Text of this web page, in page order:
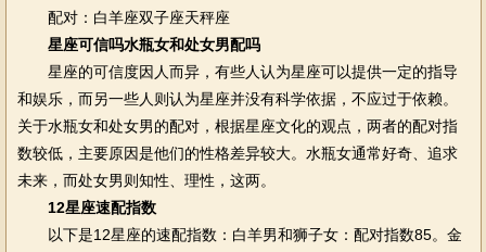
配对：白羊座双子座天秤座
星座可信吗水瓶女和处女男配吗
星座的可信度因人而异，有些人认为星座可以提供一定的指导
和娱乐，而另一些人则认为星座并没有科学依据，不应过于依赖。
关于水瓶女和处女男的配对，根据星座文化的观点，两者的配对指
数较低，主要原因是他们的性格差异较大。水瓶女通常好奇、追求
未来，而处女男则知性、理性，这两。
12星座速配指数
以下是12星座的速配指数：白羊男和狮子女：配对指数85。金